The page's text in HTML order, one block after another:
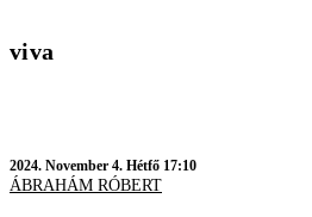
viva
2024. November 4. Hétfő 17:10
ÁBRAHÁM RÓBERT